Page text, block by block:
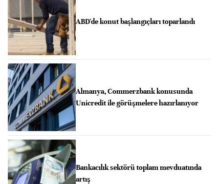
ABD'de konut başlangıçları toparlandı
Almanya, Commerzbank konusunda
Unicredit ile görüşmelere hazırlanıyor
Bankacılık sektörü toplam mevduatında
artış